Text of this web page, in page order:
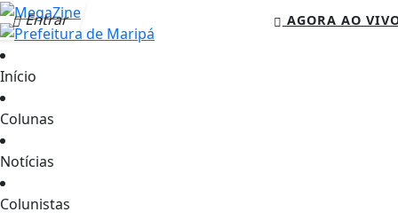
Entrar AGORA AO
Início
Colunas
Notícias
Colunistas